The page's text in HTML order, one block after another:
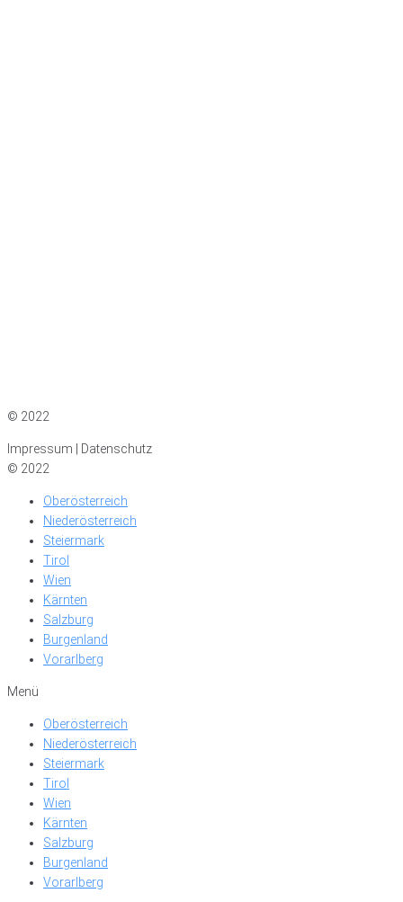
© 2022
Impressum | Datenschutz
© 2022
Oberösterreich
Niederösterreich
Steiermark
Tirol
Wien
Kärnten
Salzburg
Burgenland
Vorarlberg
Menü
Oberösterreich
Niederösterreich
Steiermark
Tirol
Wien
Kärnten
Salzburg
Burgenland
Vorarlberg